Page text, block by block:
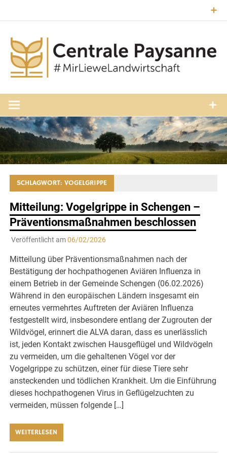
SCHLAGWORT:VOGELGRIPPE
Mitteilung: Vogelgrippe in Schengen –
Präventionsmaßnahmen beschlossen
Veröffentlicht am06/02/2026
Mitteilung über Präventionsmaßnahmen nach der
Bestätigung der hochpathogenen Aviären Influenza in
einem Betrieb in der Gemeinde Schengen (06.02.2026)
Während in den europäischen Ländern insgesamt ein
erneutes vermehrtes Auftreten der Aviären Influenza
festgestellt wird, insbesondere entlang der Zugrouten der
Wildvögel, erinnert die ALVA daran, dass es unerlässlich
ist, jeden Kontakt zwischen Hausgeflügel und Wildvögeln
zu vermeiden, um die gehaltenen Vögel vor der
Vogelgrippe zu schützen, einer für diese Tiere sehr
ansteckenden und tödlichen Krankheit. Um die Einführung
dieses hochpathogenen Virus in Geflügelzuchten zu
vermeiden, müssen folgende […]
WEITERLESEN